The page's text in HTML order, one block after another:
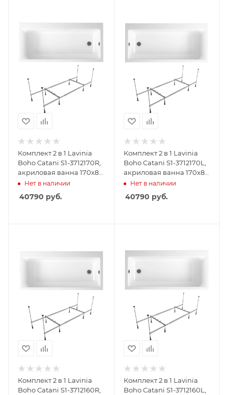
Комплект 2 в 1 Lavinia
Boho Catani S1-3712170R,
акриловая ванна 170x80
см (правый разворот),
металлический каркас с
Нет в наличии
40790 руб.
Комплект 2 в 1 Lavinia
Boho Catani S1-3712170L,
акриловая ванна 170x80
см (левый разворот),
металлический каркас с
Нет в наличии
40790 руб.
Комплект 2 в 1 Lavinia
Boho Catani S1-3712160R,
Комплект 2 в 1 Lavinia
Boho Catani S1-3712160L,